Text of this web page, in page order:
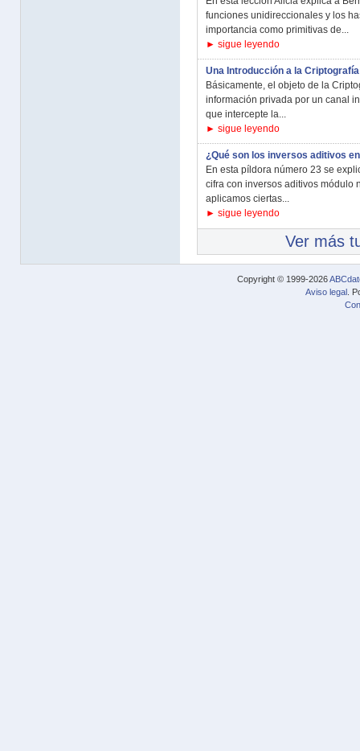
funciones unidireccionales y los
importancia como primitivas de...
► sigue leyendo
Una Introducción a la Criptografía
Básicamente, el objeto de la
información privada por un canal
que intercepte la...
► sigue leyendo
¿Qué son los inversos aditivos
En esta píldora número 23 se
cifra con inversos aditivos módulo
aplicamos ciertas...
► sigue leyendo
Ver más
Copyright © 1999-2026
Aviso legal .